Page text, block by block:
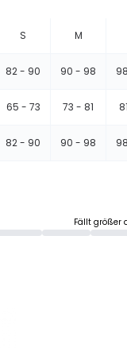
S M
82 - 90 90 - 98
65 - 73 73 - 81
82 - 90 90 - 98
Fällt größer